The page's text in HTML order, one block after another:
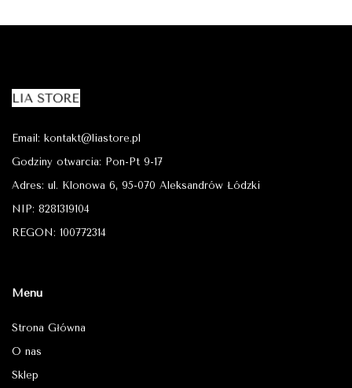
Email: kontakt@liastore.pl
Godziny otwarcia: Pon-Pt 9-17
Adres: ul. Klonowa 6, 95-070 Aleksandrów Łódzki
NIP: 8281319104
REGON: 100772314
Menu
Strona Główna
O nas
Sklep